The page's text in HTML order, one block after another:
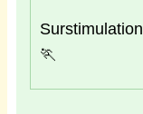
Surstimulation
🏃